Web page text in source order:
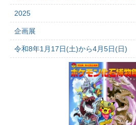
2025
企画展
令和8年1月17日(土)から4月5日(日)